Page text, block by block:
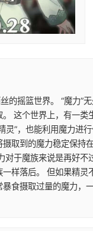
的摇篮世界。 “魔力
这个世界上，有一
灵”，也能利用魔力
取到的魔力稳定保
对于魔族来说是再好
样落后。 但如果精
食摄取过量的魔力